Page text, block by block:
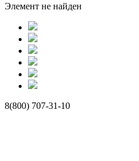
Элемент не найден
8(800) 707-31-10